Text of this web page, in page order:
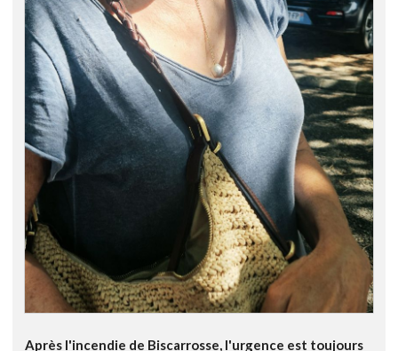
Après l'incendie de Biscarrosse, l'urgence est toujours